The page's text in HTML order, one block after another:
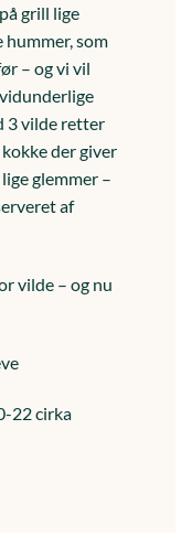
grill lige
som
– og vi vil
3 vilde retter
der giver
glemmer –
af
vilde – og nu
22 cirka